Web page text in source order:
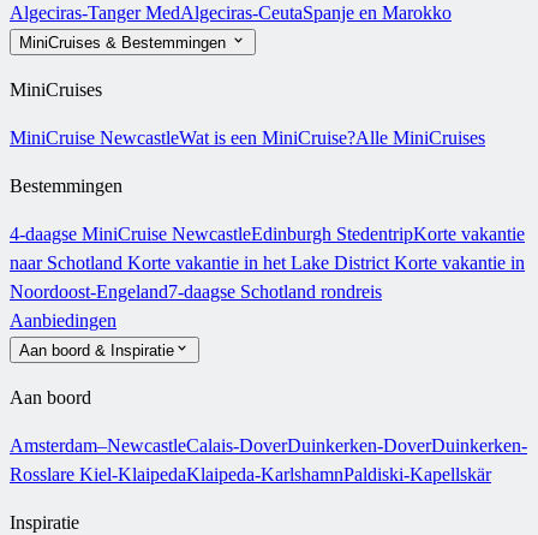
Algeciras-Tanger MedAlgeciras-CeutaSpanje en Marokko
MiniCruises & Bestemmingen
MiniCruises
MiniCruise NewcastleWat is een MiniCruise?Alle MiniCruises
Bestemmingen
4-daagse MiniCruise NewcastleEdinburgh StedentripKorte vakantie
naar Schotland Korte vakantie in het Lake District Korte vakantie in
Noordoost-Engeland7-daagse Schotland rondreis
Aanbiedingen
Aan boord & Inspiratie
Aan boord
Amsterdam–NewcastleCalais-DoverDuinkerken-DoverDuinkerken-
Rosslare Kiel-KlaipedaKlaipeda-KarlshamnPaldiski-Kapellskär
Inspiratie